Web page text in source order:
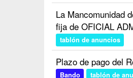
La Mancomunidad
fija de OFICIAL
tablón de anuncios
Plazo de pago del
Bando tablón de